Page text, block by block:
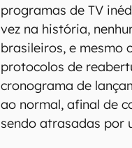
programas de TV
vez na história,
brasileiros, e mesmo
protocolos de
cronograma de
ao normal, afinal de
sendo atrasadas por